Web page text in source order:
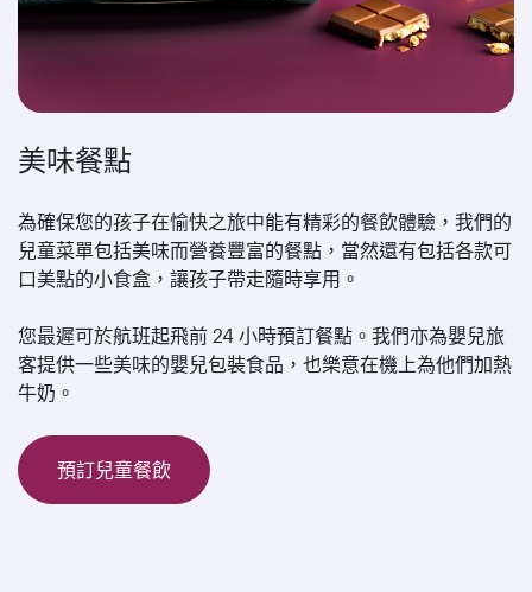
美味餐點
為確保您的孩子在愉快之旅中能有精彩的餐飲體驗，我們的
兒童菜單包括美味而營養豐富的餐點，當然還有包括各款可
口美點的小食盒，讓孩子帶走隨時享用。
您最遲可於航班起飛前 24 小時預訂餐點。我們亦為嬰兒旅
客提供一些美味的嬰兒包裝食品，也樂意在機上為他們加熱
牛奶。
預訂兒童餐飲